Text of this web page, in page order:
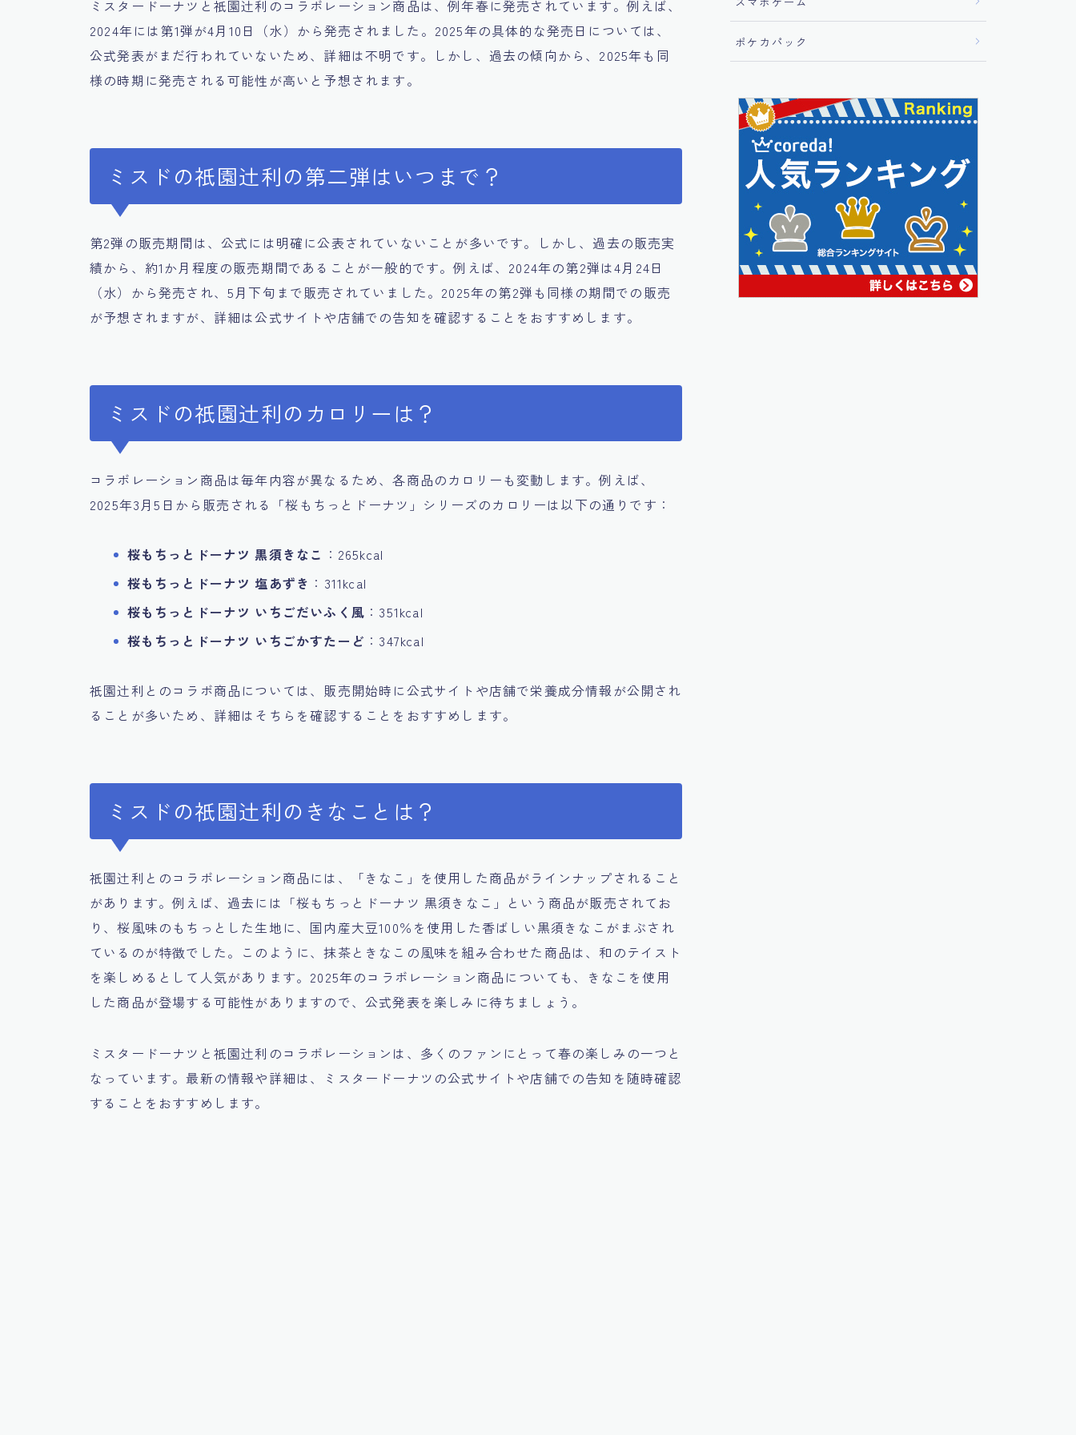
ミスタードーナツと祇園辻利のコラボレーション商品は、例年春に発売されています。例えば、
2024年には第1弾が4月10日（水）から発売されました。2025年の具体的な発売日については、
公式発表がまだ行われていないため、詳細は不明です。しかし、過去の傾向から、2025年も同
様の時期に発売される可能性が高いと予想されます。
ミスドの祇園辻利の第二弾はいつまで？
第2弾の販売期間は、公式には明確に公表されていないことが多いです。しかし、過去の販売実
績から、約1か月程度の販売期間であることが一般的です。例えば、2024年の第2弾は4月24日
（水）から発売され、5月下旬まで販売されていました。2025年の第2弾も同様の期間での販売
が予想されますが、詳細は公式サイトや店舗での告知を確認することをおすすめします。
ミスドの祇園辻利のカロリーは？
コラボレーション商品は毎年内容が異なるため、各商品のカロリーも変動します。例えば、
2025年3月5日から販売される「桜もちっとドーナツ」シリーズのカロリーは以下の通りです：
桜もちっとドーナツ 黒須きなこ ：265kcal
桜もちっとドーナツ 塩あずき ：311kcal
桜もちっとドーナツ いちごだいふく風 ：351kcal
桜もちっとドーナツ いちごかすたーど ：347kcal
祇園辻利とのコラボ商品については、販売開始時に公式サイトや店舗で栄養成分情報が公開され
ることが多いため、詳細はそちらを確認することをおすすめします。
ミスドの祇園辻利のきなことは？
祇園辻利とのコラボレーション商品には、「きなこ」を使用した商品がラインナップされること
があります。例えば、過去には「桜もちっとドーナツ 黒須きなこ」という商品が販売されてお
り、桜風味のもちっとした生地に、国内産大豆100％を使用した香ばしい黒須きなこがまぶされ
ているのが特徴でした。このように、抹茶ときなこの風味を組み合わせた商品は、和のテイスト
を楽しめるとして人気があります。2025年のコラボレーション商品についても、きなこを使用
した商品が登場する可能性がありますので、公式発表を楽しみに待ちましょう。
ミスタードーナツと祇園辻利のコラボレーションは、多くのファンにとって春の楽しみの一つと
なっています。最新の情報や詳細は、ミスタードーナツの公式サイトや店舗での告知を随時確認
することをおすすめします。
ポケカパック